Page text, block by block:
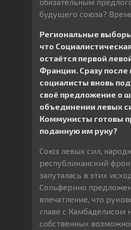
обязательным
будущего союза?
Региональные
что
остаётся первой
Франции. Сразу
социалисты вновь
своё предложение о
объединении левых
Коммунисты готовы
поданную им руку?
Союз левых сил,
республиканский
запуталась в этих
Сольферино
впечатление, что
главе с Камбаделисом
собственных